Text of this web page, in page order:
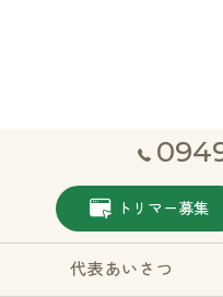
トリマー募集
代表あいさつ